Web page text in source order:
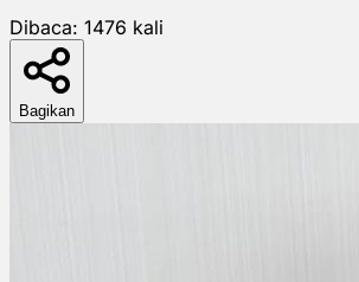
Dibaca: 1476 kali
Bagikan